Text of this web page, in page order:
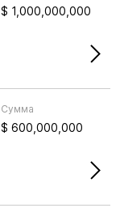
$ 1,000,000,000
Сумма
$ 600,000,000